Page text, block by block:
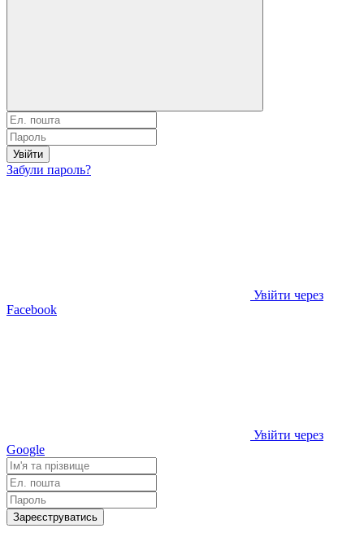
Увійти
Забули пароль?
Увійти через
Facebook
Увійти через
Google
Зареєструватись